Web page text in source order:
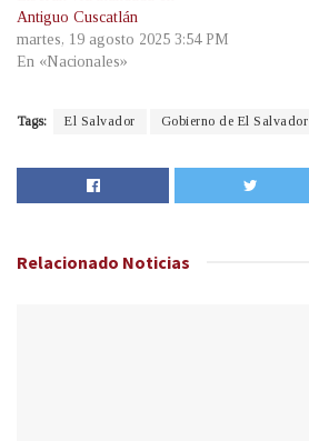
Antiguo Cuscatlán
martes, 19 agosto 2025 3:54 PM
En «Nacionales»
Tags: El Salvador Gobierno de El Salvador
Relacionado Noticias